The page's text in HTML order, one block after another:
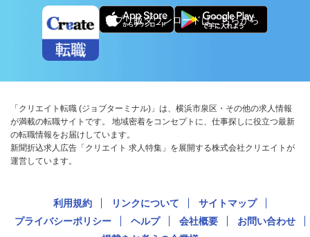
アプリ版ダウンロードはこちらから
「クリエイト転職 (ジョブターミナル)」は、横浜市泉区・その他の求人情報
が満載の転職サイトです。 地域密着をコンセプトに、仕事探しに役立つ最新
の転職情報をお届けしています。
新聞折込求人広告「クリエイト 求人特集」を展開する株式会社クリエイトが
運営しています。
利用規約 リンクについて
サイトマップ
プライバシーポリシー
ヘルプ 会社概要
お問い合わせ